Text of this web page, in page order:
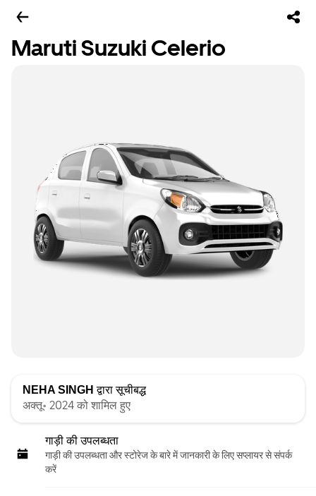
Maruti Suzuki Celerio
NEHA SINGH द्वारा सूचीबद्ध
अक्तू॰ 2024 को शामिल हुए
गाड़ी की उपलब्धता
गाड़ी की उपलब्धता और स्‍टोरेज के बारे में जानकारी के लिए सप्लायर से संपर्क
करें